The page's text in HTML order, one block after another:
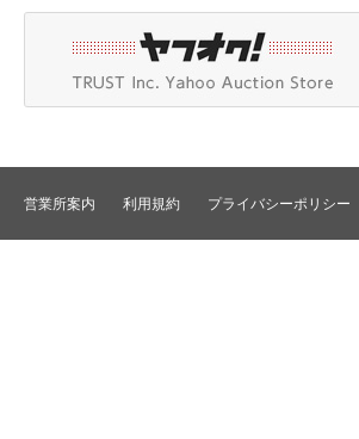
SD仕様VTR
HD仕様VTR
メモリーレコーダ/ディスクレコー
VTRインターフェース/アクセサリ
DLT/LTO
営業所案内 利用規約 プライバシーポリシー